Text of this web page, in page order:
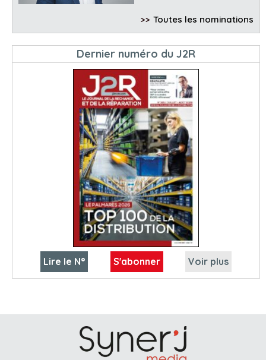
>> Toutes les nominations
Dernier numéro du J2R
Lire le N° S'abonner Voir plus